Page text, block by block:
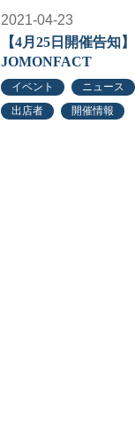
2021-04-23
【4月25日開催告知】
JOMONFACT
イベント
ニュース
出店者
開催情報